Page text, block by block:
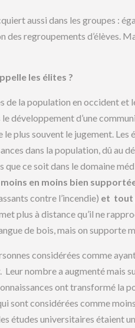
aussi dans les groupes :
des regroupements d’élèves.
les élites ?
de la population en occident
développement d’une
plus souvent le jugement. Les
dans la population, dû au
que ce soit dans le domaine
en moins bien
contre l’incendie) et tout
plus à distance qu’il ne
de bois, mais on supporte
considérées comme
nombre a augmenté mais
ont transformé la
sont considérées comme moins
études universitaires étaient